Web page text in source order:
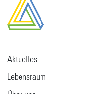
Aktuelles
Lebensraum